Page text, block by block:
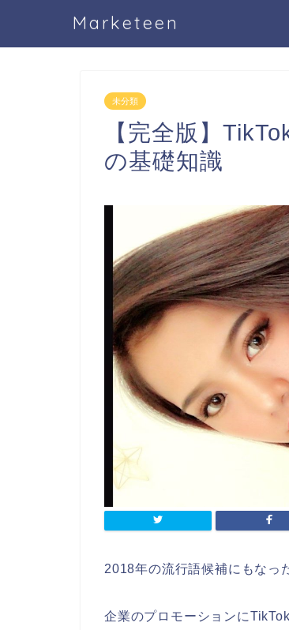
Marketeen
未分類
【完全版】
の基礎知識
2018年の流行語候補にもなっ
企業のプロモーションに